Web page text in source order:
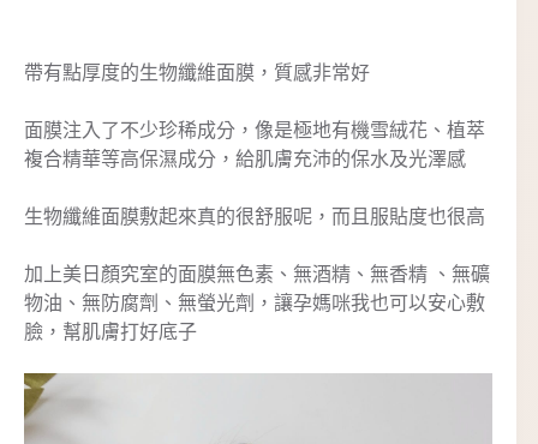
帶有點厚度的生物纖維面膜，質感非常好
面膜注入了不少珍稀成分，像是極地有機雪絨花、植萃
複合精華等高保濕成分，給肌膚充沛的保水及光澤感
生物纖維面膜敷起來真的很舒服呢，而且服貼度也很高
加上美日顏究室的面膜無色素、無酒精、無香精 、無礦
物油、無防腐劑、無螢光劑，讓孕媽咪我也可以安心敷
臉，幫肌膚打好底子